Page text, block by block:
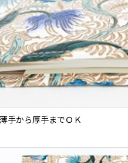
手から厚手までＯＫ